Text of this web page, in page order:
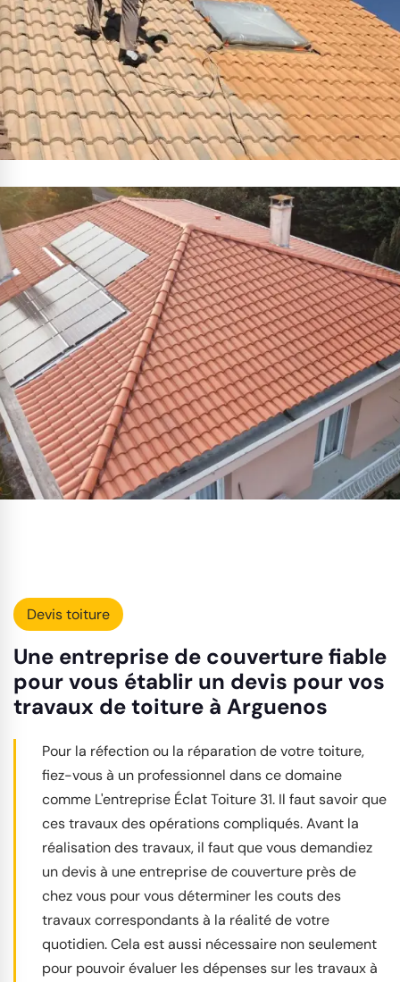
Devis toiture
Une entreprise de couverture fiable
pour vous établir un devis pour vos
travaux de toiture à Arguenos
Pour la réfection ou la réparation de votre toiture,
fiez-vous à un professionnel dans ce domaine
comme L'entreprise Éclat Toiture 31. Il faut savoir que
ces travaux des opérations compliqués. Avant la
réalisation des travaux, il faut que vous demandiez
un devis à une entreprise de couverture près de
chez vous pour vous déterminer les couts des
travaux correspondants à la réalité de votre
quotidien. Cela est aussi nécessaire non seulement
pour pouvoir évaluer les dépenses sur les travaux à